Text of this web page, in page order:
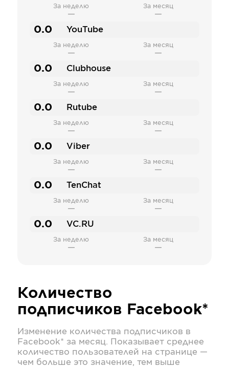
За неделю
—
За месяц
—
0.0 YouTube
За неделю
—
За месяц
—
0.0 Clubhouse
За неделю
—
За месяц
—
0.0 Rutube
За неделю
—
За месяц
—
0.0 Viber
За неделю
—
За месяц
—
0.0 TenChat
За неделю
—
За месяц
—
0.0 VC.RU
За неделю
—
За месяц
—
Количество
подписчиков Facebook*
Изменение количества подписчиков в
Facebook* за месяц. Показывает среднее
количество пользователей на странице —
чем больше это значение, тем выше